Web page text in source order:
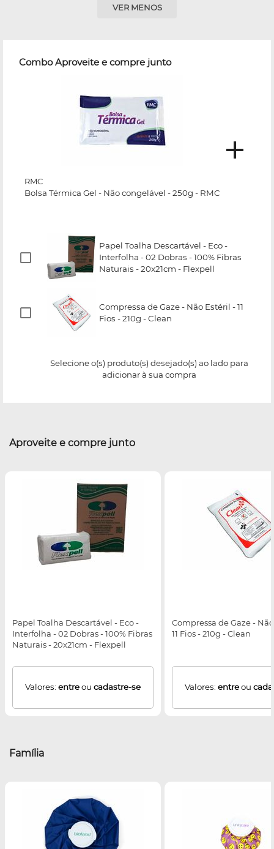
VER MENOS
Combo Aproveite e compre junto
RMC
Bolsa Térmica Gel - Não congelável - 250g - RMC
Papel Toalha Descartável - Eco -
Interfolha - 02 Dobras - 100% Fibras
Naturais - 20x21cm - Flexpell
Compressa de Gaze - Não Estéril - 11
Fios - 210g - Clean
Selecione o(s) produto(s) desejado(s) ao lado para
adicionar à sua compra
Aproveite e compre junto
Papel Toalha Descartável - Eco -
Interfolha - 02 Dobras - 100% Fibras
Naturais - 20x21cm - Flexpell
Valores: entreou cadastre-se
Compressa de Gaze -
11 Fios - 210g - Clean
Valores: entreou
Família